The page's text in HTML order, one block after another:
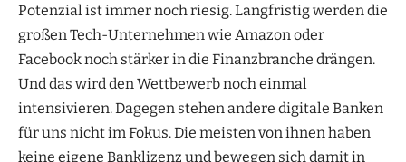
Potenzial ist immer noch riesig. Langfristig werden die
großen Tech-Unternehmen wie Amazon oder
Facebook noch stärker in die Finanzbranche drängen.
Und das wird den Wettbewerb noch einmal
intensivieren. Dagegen stehen andere digitale Banken
für uns nicht im Fokus. Die meisten von ihnen haben
keine eigene Banklizenz und bewegen sich damit in